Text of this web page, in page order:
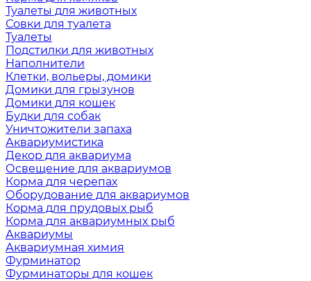
Туалеты для животных
Совки для туалета
Туалеты
Подстилки для животных
Наполнители
Клетки, вольеры, домики
Домики для грызунов
Домики для кошек
Будки для собак
Уничтожители запаха
Аквариумистика
Декор для аквариума
Освещение для аквариумов
Корма для черепах
Оборудование для аквариумов
Корма для прудовых рыб
Корма для аквариумных рыб
Аквариумы
Аквариумная химия
Фурминатор
Фурминаторы для кошек